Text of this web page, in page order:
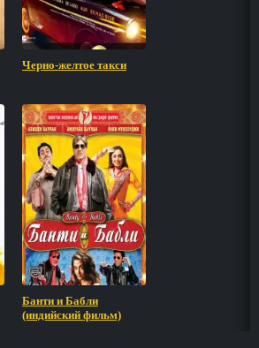
Черно-желтое такси
Банти и Бабли
(индийский фильм)